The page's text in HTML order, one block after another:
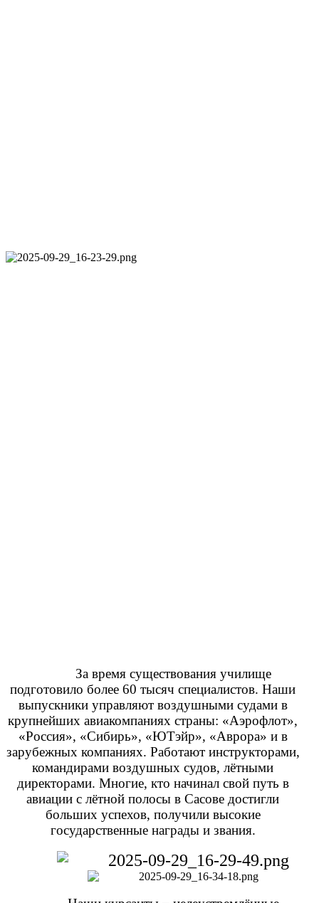
За время существования училище
подготовило более 60 тысяч специалистов. Наши
выпускники управляют воздушными судами в
крупнейших авиакомпаниях страны: «Аэрофлот»,
«Россия», «Сибирь», «ЮТэйр», «Аврора» и в
зарубежных компаниях. Работают инструкторами,
командирами воздушных судов, лётными
директорами. Многие, кто начинал свой путь в
авиации с лётной полосы в Сасове достигли
больших успехов, получили высокие
государственные награды и звания.